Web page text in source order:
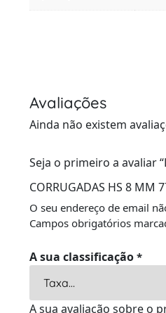
Avaliações
Ainda não existem
Seja o primeiro a avaliar
CORRUGADAS HS 8 MM
O seu endereço de email
Campos obrigatórios
A sua classificação *
A sua avaliação sobre o